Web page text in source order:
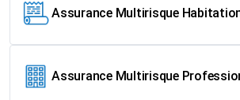
Assurance Multirisque
Assurance Multirisque